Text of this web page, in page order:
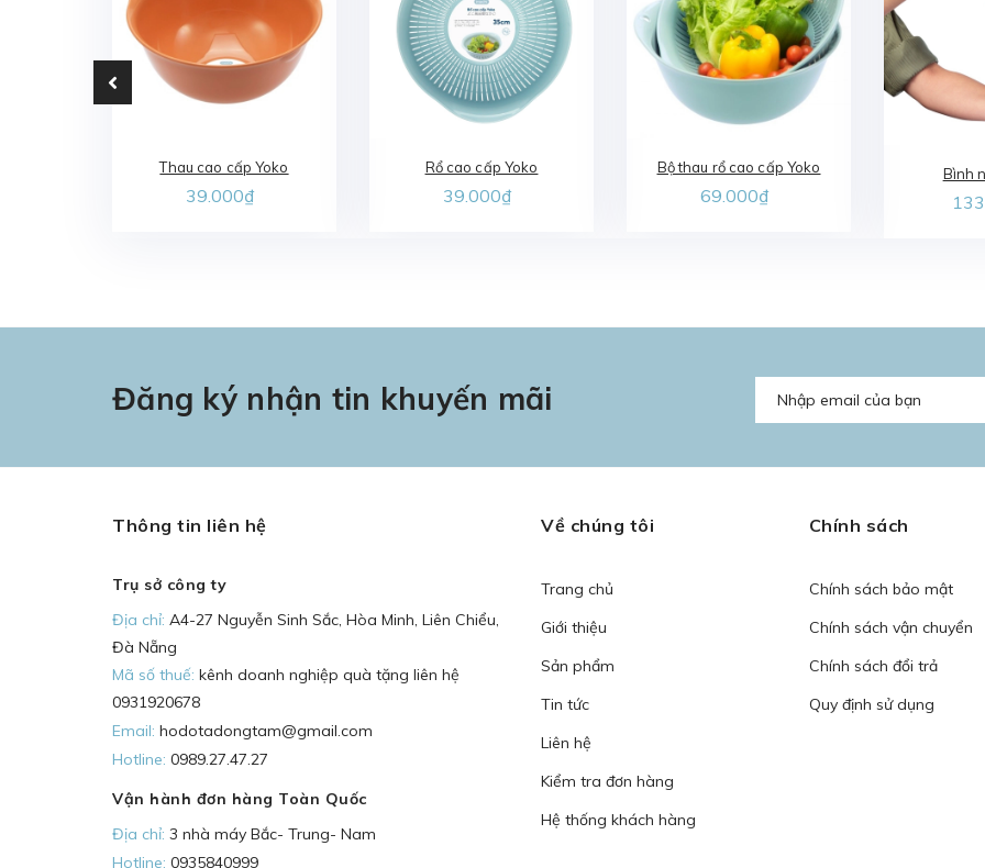
Thau cao cấp Yoko
39.000₫
Rổ cao cấp Yoko
39.000₫
Bộ thau rổ cao cấp Yoko
69.000₫
Bình
Đăng ký nhận tin khuyến mãi
Thông tin liên hệ
Trụ sở công ty
Địa chỉ: A4-27 Nguyễn Sinh Sắc, Hòa Minh, Liên Chiểu,
Đà Nẵng
Mã số thuế: kênh doanh nghiệp quà tặng liên hệ
0931920678
Email: hodotadongtam@gmail.com
Hotline: 0989.27.47.27
Vận hành đơn hàng Toàn Quốc
Địa chỉ: 3 nhà máy Bắc- Trung- Nam
Hotline: 0935840999
Về chúng tôi
Trang chủ
Giới thiệu
Sản phẩm
Tin tức
Liên hệ
Kiểm tra đơn hàng
Hệ thống khách hàng
Chính sách
Chính sách bảo mật
Chính sách vận chuyển
Chính sách đổi trả
Quy định sử dụng